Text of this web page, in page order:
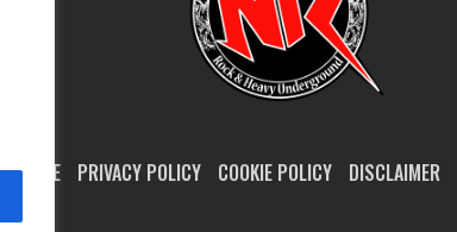
HOME PRIVACY POLICY COOKIE POLICY DISCLAIMER